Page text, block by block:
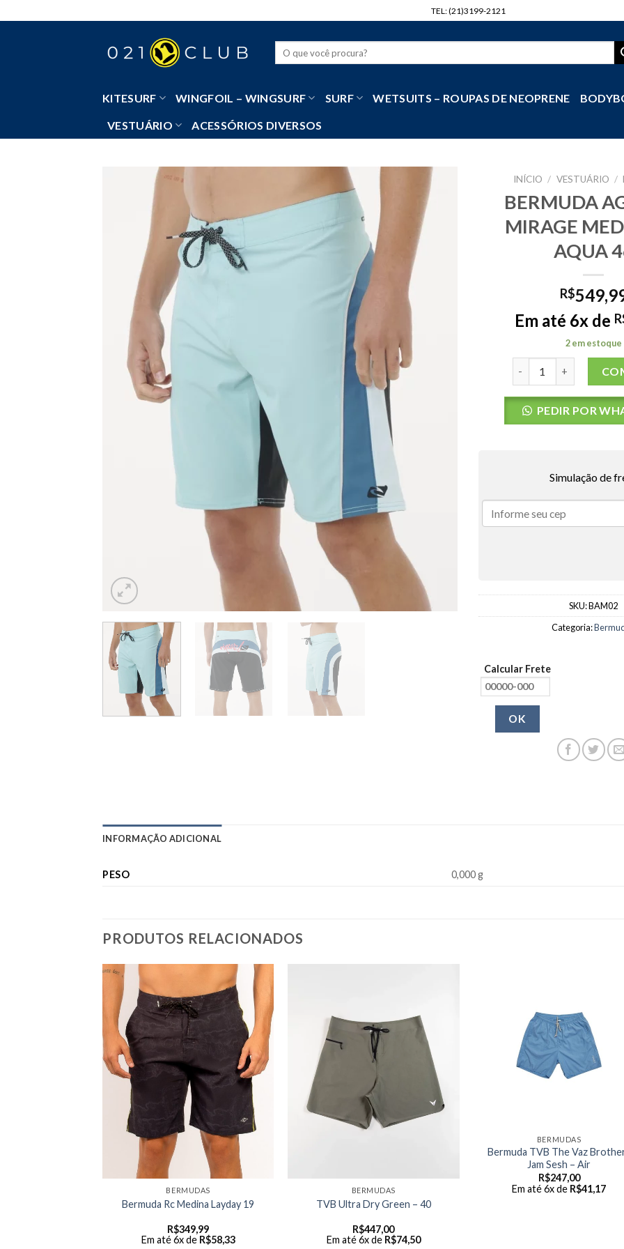
to
TEL: (21)3199-2121
KITESURF WINGFOIL – WINGSURF SURF WETSUITS – ROUPAS DE NEOPRENE
VESTUÁRIO ACESSÓRIOS DIVERSOS
INÍCIO / VESTUÁRIO /
BERMUDA
MIRAGE
AQUA
R$
Em até 6x de
2 em estoque
PEDIR POR
Simulação de
SKU:BAM02
Categoria:
Calcular Frete
OK
INFORMAÇÃO ADICIONAL
PESO 0,000 g
PRODUTOS RELACIONADOS
BERMUDAS
Bermuda Rc Medina Layday 19
R$349,99
Em até 6x de R$58,33
BERMUDAS
TVB Ultra Dry Green – 40
R$447,00
Em até 6x de R$74,50
BERMUDAS
Bermuda TVB The Vaz
Jam Sesh – Air
R$247,00
Em até 6x de R$41,17